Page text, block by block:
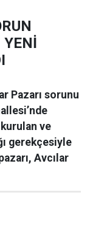
YENİ
Pazarı sorunu
ve
gerekçesiyle
Avcılar